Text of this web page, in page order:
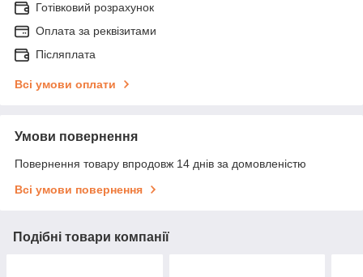
Готівковий розрахунок
Оплата за реквізитами
Післяплата
Всі умови оплати
Умови повернення
Повернення товару впродовж 14 днів за домовленістю
Всі умови повернення
Подібні товари компанії